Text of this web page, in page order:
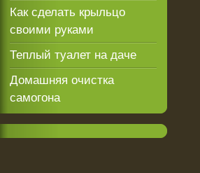
Как сделать крыльцо
своими руками
Теплый туалет на даче
Домашняя очистка
самогона